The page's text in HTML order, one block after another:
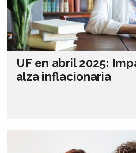
UF en abril 2025:
alza inflacionaria